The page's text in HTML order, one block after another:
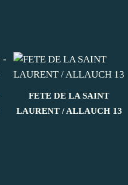
FETE DE LA SAINT
LAURENT / ALLAUCH 13